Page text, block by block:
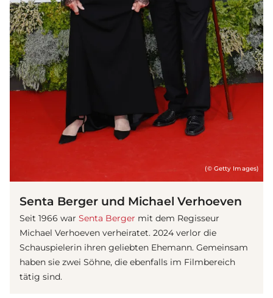
(© Getty Images)
Senta Berger und Michael Verhoeven
Seit 1966 war Senta Berger mit dem Regisseur
Michael Verhoeven verheiratet. 2024 verlor die
Schauspielerin ihren geliebten Ehemann. Gemeinsam
haben sie zwei Söhne, die ebenfalls im Filmbereich
tätig sind.